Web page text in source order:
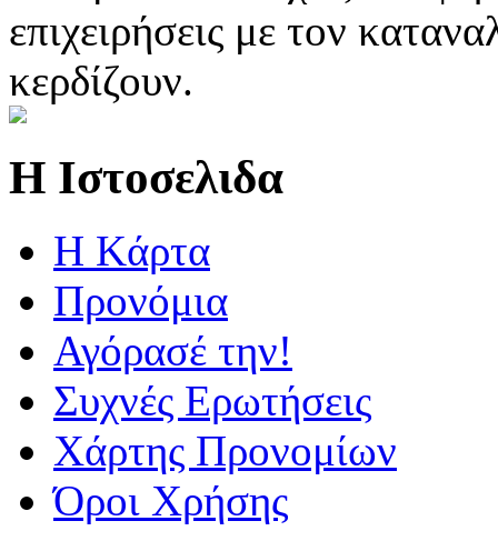
επιχειρήσεις με τον
κερδίζουν.
Η Ιστοσελιδα
Η Kάρτα
Προνόμια
Αγόρασέ την!
Συχνές Ερωτήσεις
Χάρτης Προνομίων
Όροι Χρήσης